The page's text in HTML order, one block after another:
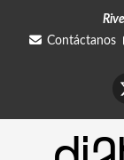
Contáctanos